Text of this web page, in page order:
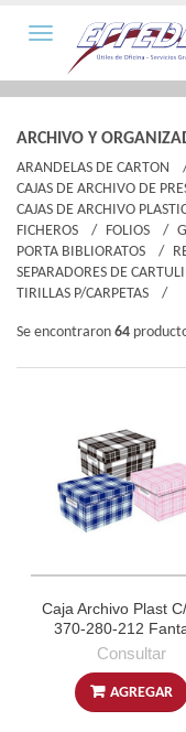
Toggle navigation
ARCHIVO Y
ARANDELAS DE CARTON
CAJAS DE ARCHIVO DE
CAJAS DE ARCHIVO
FICHEROS
FOLIOS
PORTA BIBLIORATOS
SEPARADORES DE
TIRILLAS P/CARPETAS
Se encontraron 64
Caja Archivo Plast
370-280-212
Consultar
AGREGAR